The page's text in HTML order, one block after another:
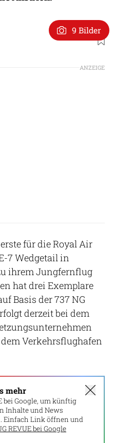
Foto: Boeing
9 Bilder
ANZEIGE
für die Royal Air
7 Wedgetail in
ihrem Jungfernflug
hat drei Exemplare
Basis der 737 NG
derzeit bei dem
Verkehrsflughafen
mehr
bei Google, um künftig
Inhalte und News
Einfach Link öffnen und
REVUE bei Google